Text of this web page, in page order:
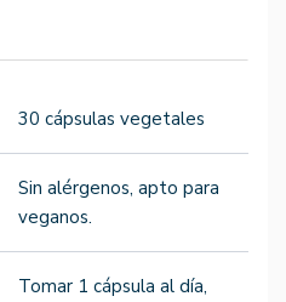
30 cápsulas vegetales
Sin alérgenos, apto para
veganos.
Tomar 1 cápsula al día,